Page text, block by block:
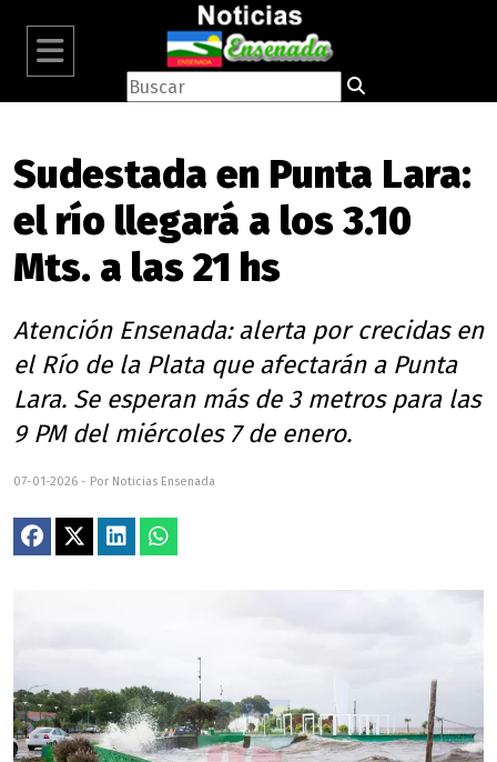
Sudestada en Punta Lara:
el río llegará a los 3.10
Mts. a las 21 hs
Atención Ensenada: alerta por crecidas en
el Río de la Plata que afectarán a Punta
Lara. Se esperan más de 3 metros para las
9 PM del miércoles 7 de enero.
07-01-2026 - Por Noticias Ensenada